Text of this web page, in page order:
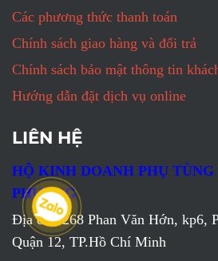
Các phương thức thanh toán
Chính sách giao hàng và đổi trả
Chính sách bảo mật thông tin
Hướng dẫn đặt dịch vụ online
LIÊN HỆ
HỘ KINH DOANH PHỤ
PHƯƠNG
Địa chỉ: 268 Phan Văn Hớn, kp6,
Quận 12, TP.Hồ Chí Minh